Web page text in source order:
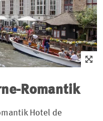
Romantik
Hotel de